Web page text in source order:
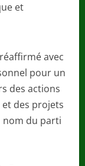
et
avec
pour un
des actions
des projets
nom du parti